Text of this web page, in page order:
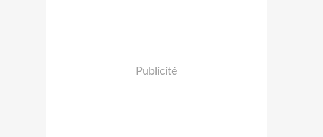
Publicité